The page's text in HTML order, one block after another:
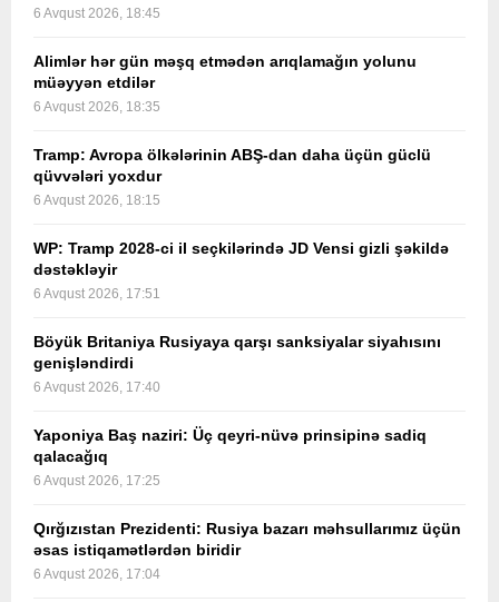
6 Avqust 2026, 18:45
Alimlər hər gün məşq etmədən arıqlamağın yolunu
müəyyən etdilər
6 Avqust 2026, 18:35
Tramp: Avropa ölkələrinin ABŞ-dan daha üçün güclü
qüvvələri yoxdur
6 Avqust 2026, 18:15
WP: Tramp 2028-ci il seçkilərində JD Vensi gizli şəkildə
dəstəkləyir
6 Avqust 2026, 17:51
Böyük Britaniya Rusiyaya qarşı sanksiyalar siyahısını
genişləndirdi
6 Avqust 2026, 17:40
Yaponiya Baş naziri: Üç qeyri-nüvə prinsipinə sadiq
qalacağıq
6 Avqust 2026, 17:25
Qırğızıstan Prezidenti: Rusiya bazarı məhsullarımız üçün
əsas istiqamətlərdən biridir
6 Avqust 2026, 17:04